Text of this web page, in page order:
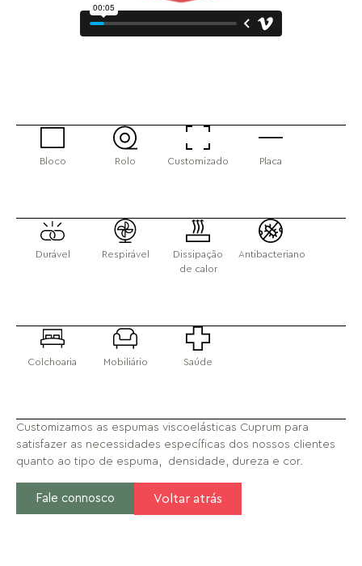
Bloco Rolo Customizado Placa
Durável Respirável
Dissipação
de calor
Antibacteriano
Colchoaria Mobiliário Saúde
Customizamos as espumas viscoelásticas Cuprum para
satisfazer as necessidades específicas dos nossos clientes
quanto ao tipo de espuma, densidade, dureza e cor.
Fale connosco Voltar atrás